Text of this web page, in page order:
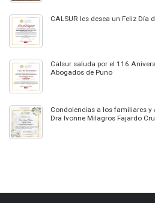
CALSUR les desea un Feliz Día
Calsur saluda por el 116
Abogados de Puno
Condolencias a los familiares
Dra Ivonne Milagros Fajardo